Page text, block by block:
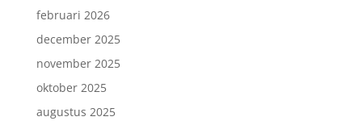
februari 2026
december 2025
november 2025
oktober 2025
augustus 2025